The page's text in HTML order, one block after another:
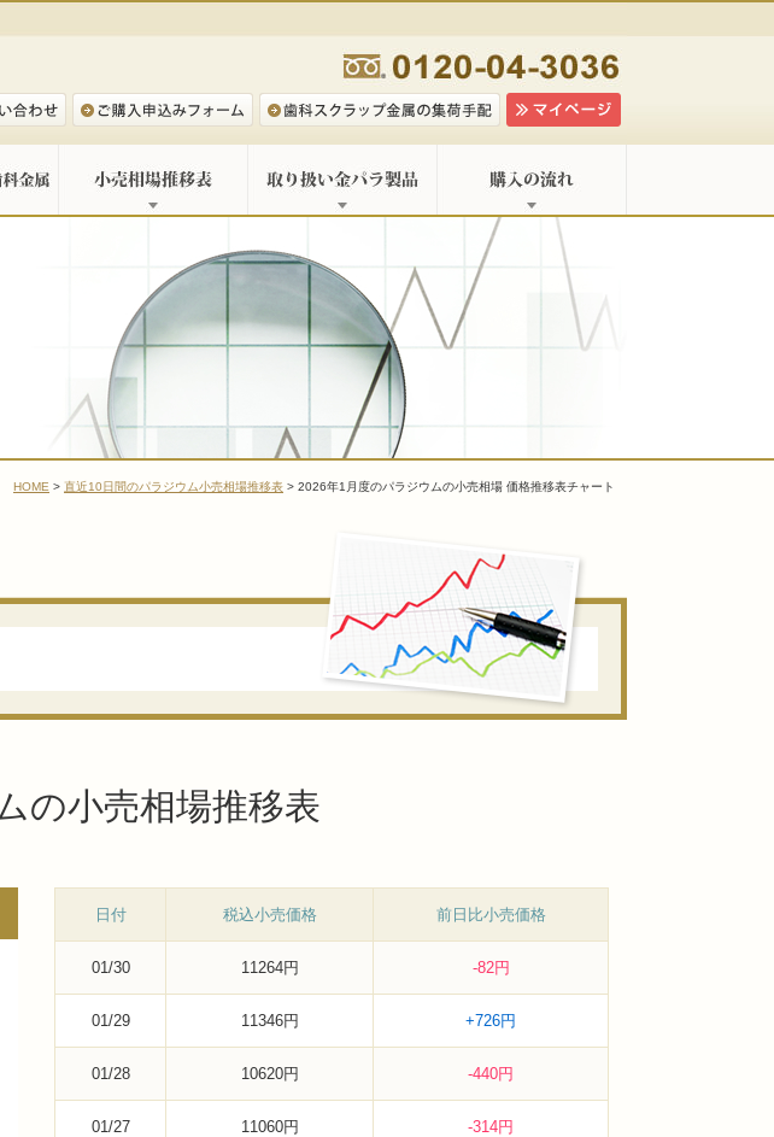
HOME > 直近10日間のパラジウム小売相場推移表 > 2026年1月度のパラジウムの小売相場 価格推移表チャート
の小売相場推移表
日付 税込小売価格 前日比小売価格
01/30 11264円 -82円
01/29 11346円 +726円
01/28 10620円 -440円
01/27 11060円 -314円